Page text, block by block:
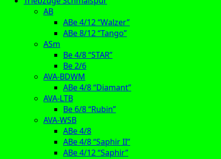
AB
ABe 4/12 “Walzer”
ABe 8/12 “Tango”
ASm
Be 4/8 “STAR”
Be 2/6
AVA-BDWM
ABe 4/8 “Diamant”
AVA-LTB
Be 6/8 “Rubin”
AVA-WSB
ABe 4/8
ABe 4/8 “Saphir II”
ABe 4/12 “Saphir”